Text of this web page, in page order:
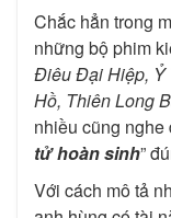
Chắc hẳn trong
những bộ phim
Điêu Đại Hiệp, Ỷ
Hồ, Thiên Long
nhiều cũng nghe
tử hoàn sinh”
Với cách mô tả